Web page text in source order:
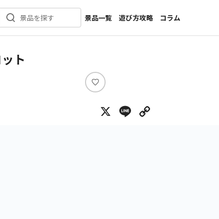
景品を探す
景品一覧
新着景品
メーカー一覧
遊び方攻略
コラム
インタビュー
ト
い
ね
X Line